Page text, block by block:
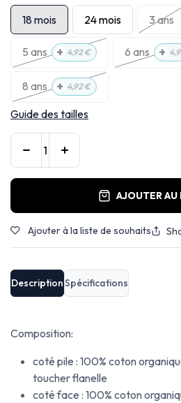
18 mois 24 mois 3 ans
5 ans + 4,92€ 6 ans +
8 ans + 4,92€
Guide des tailles
AJOUTER AU
Ajouter à la liste de souhaits
DescriptionSpécifications
Composition:
coté pile : 100% coton
toucher flanelle
coté face : 100% coton